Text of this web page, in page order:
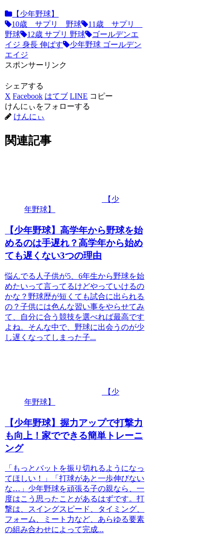
【少年野球】
10歳 サプリ 野球
11歳 サプリ
野球
12歳 サプリ 野球
ゴールデンエ
イジ 身長 伸ばす
少年野球 ゴールデン
エイジ
スポンサーリンク
シェアする
X Facebook はてブ LINE コピー
けんにぃをフォローする
けんにぃ
関連記事
【少
年野球】
【少年野球】高学年から野球を始
めるのは手遅れ？高学年から始め
ても遅くない3つの理由
悩んでる人子供が5、6年生から野球を始
めたいって言ってるけどやっていけるの
かな？野球歴が短くても試合に出られる
の？子供には色んな習い事をやらせてみ
て、自分に合う競技を選べれば最高です
よね。そんな中で、野球に出会うのが少
し遅くなってしまった子...
【少
年野球】
【少年野球】握力アップで打撃力
も向上！家でできる簡単トレーニ
ング
「もっとバットを振り切れるようになっ
てほしい！」「打球があと一歩伸びない
な…」少年野球を頑張る子の親なら、一
度はこう思ったことがあるはずです。打
撃は、スイングスピード、タイミング、
フォーム、ミート力など、あらゆる要素
の組み合わせによって完成...